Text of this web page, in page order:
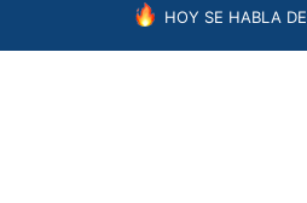
HOY SE HABLA DE